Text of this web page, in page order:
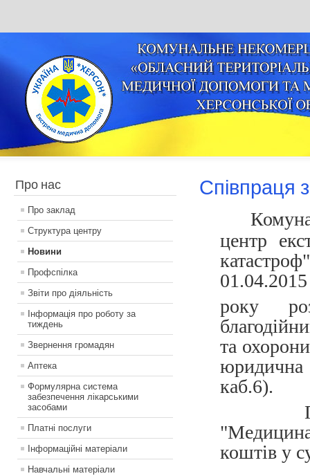
Про нас
Про заклад
Структура центру
Новини
Профспілка
Звіти про діяльність
Інформація про роботу за
тиждень
Звернення громадян
Аптека
Формулярна система
забезпечення лікарськими
засобами
Платні послуги
Інформаційні матеріали
Навчальні матеріали
Співпраця
центр
01.04.2015
року
та
каб.6).
коштів у